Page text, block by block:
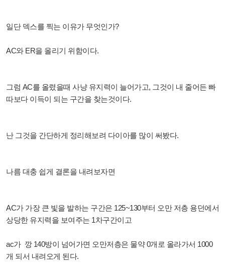
일단 덱스를 찍는 이유가 무엇인가?
AC와 ER을 올리기 위함이다.
그럼 AC를 올렸을때 사냥 유지력이 늘어가고, 그것이 내 줄어든 빠
따보다 이득이 되는 구간을 찾는것이다.
난 그것을 간단하게 정리해보려 다이아를 많이 써봤다.
나름 대충 쉽게 결론을 내려보자면
AC가 가장 큰 빛을 발하는 구간은 125~130부터 오만 저층 용던에서
상당한 유지력을 보여주는 1차구간이고
ac가 깡 140방이 넘어가면 오만저층은 물약 0개로 올라가서 1000
개 되서 내려오게 된다.